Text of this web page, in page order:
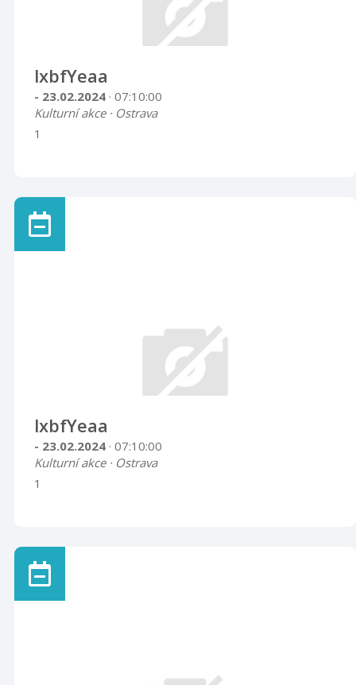
lxbfYeaa
- 23.02.2024 · 07:10:00
Kulturní akce · Ostrava
1
lxbfYeaa
- 23.02.2024 · 07:10:00
Kulturní akce · Ostrava
1